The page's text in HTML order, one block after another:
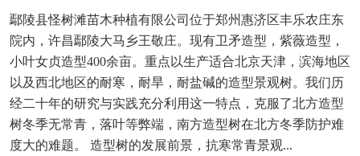
鄢陵县怪树滩苗木种植有限公司位于郑州惠济区丰乐农庄东
院内，许昌鄢陵大马乡王敬庄。现有卫矛造型，紫薇造型，
小叶女贞造型400余亩。重点以生产适合北京天津，滨海地区
以及西北地区的耐寒，耐旱，耐盐碱的造型景观树。我们历
经二十年的研究与实践充分利用这一特点，克服了北方造型
树冬季无常青，落叶等弊端，南方造型树在北方冬季防护难
度大的难题。 造型树的发展前景，抗寒常青景观...